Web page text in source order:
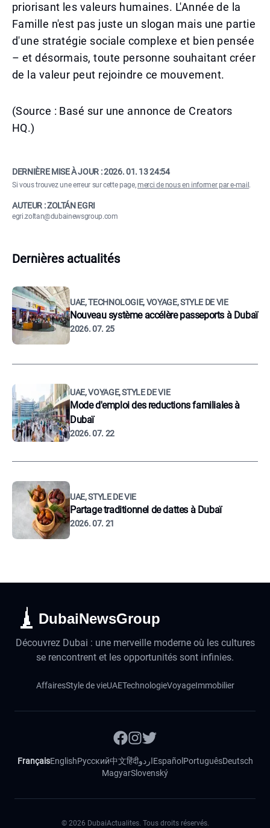
priorisant les valeurs humaines. L'Année de la
Famille n'est pas juste un slogan mais une partie
d'une stratégie sociale complexe et bien pensée
– et désormais, toute personne souhaitant créer
de la valeur peut rejoindre ce mouvement.
(Source : Basé sur une annonce de Creators
HQ.)
DERNIÈRE MISE À JOUR :2026. 01. 13 24:54
Si vous trouvez une erreur sur cette page,merci de nous en informer par e-mail .
AUTEUR : ZOLTÁN EGRI
egri.zoltan@dubainewsgroup.com
Dernières actualités
UAE, TECHNOLOGIE, VOYAGE, STYLE DE VIE
Nouveau système accélère passeports à Dubaï
2026. 07. 25
UAE, VOYAGE, STYLE DE VIE
Mode d'emploi des reductions familiales à
Dubaï
2026. 07. 22
UAE, STYLE DE VIE
Partage traditionnel de dattes à Dubaï
2026. 07. 21
DubaiNewsGroup
Découvrez Dubai : une merveille moderne où les cultures
se rencontrent et les opportunités sont infinies.
AffairesStyle de vieUAETechnologieVoyageImmobilier
FrançaisEnglishРусский中文हिंदीاردوEspañol PortuguêsDeutsch
MagyarSlovenský
© 2026 DubaiActualites. Tous droits réservés.